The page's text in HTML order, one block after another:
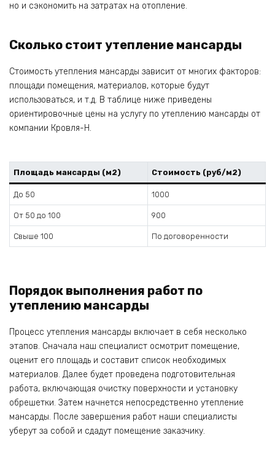
но и сэкономить на затратах на отопление.
Сколько стоит утепление мансарды
Стоимость утепления мансарды зависит от многих факторов:
площади помещения, материалов, которые будут
использоваться, и т.д. В таблице ниже приведены
ориентировочные цены на услугу по утеплению мансарды от
компании Кровля-Н.
Площадь мансарды (м2) Стоимость (руб/м2)
До 50 1000
От 50 до 100 900
Свыше 100 По договоренности
Порядок выполнения работ по
утеплению мансарды
Процесс утепления мансарды включает в себя несколько
этапов. Сначала наш специалист осмотрит помещение,
оценит его площадь и составит список необходимых
материалов. Далее будет проведена подготовительная
работа, включающая очистку поверхности и установку
обрешетки. Затем начнется непосредственно утепление
мансарды. После завершения работ наши специалисты
уберут за собой и сдадут помещение заказчику.